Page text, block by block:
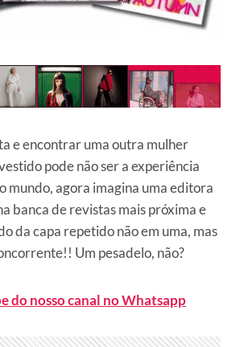
e encontrar uma outra mulher
pode não ser a experiência
mundo, agora imagina uma editora
banca de revistas mais próxima e
da capa repetido não em uma, mas
Um pesadelo, não?
do nosso canal no Whatsapp